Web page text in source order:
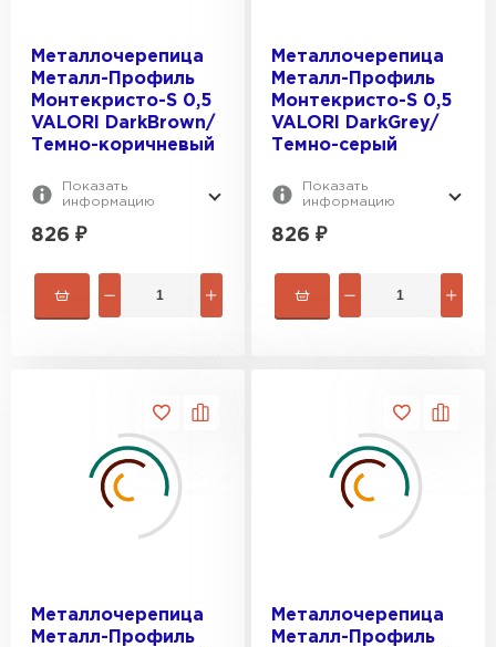
Металлочерепица
Металл-Профиль
Монтекристо-S 0,5
VALORI DarkBrown/
Темно-коричневый
Показать
информацию
826 ₽
Металлочерепица
Металл-Профиль
Монтекристо-S 0,5
VALORI DarkGrey/
Темно-серый
Показать
информацию
826 ₽
Металлочерепица
Металл-Профиль
Металлочерепица
Металл-Профиль